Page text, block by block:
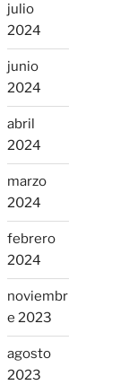
julio
2024
junio
2024
abril
2024
marzo
2024
febrero
2024
noviembr
e 2023
agosto
2023